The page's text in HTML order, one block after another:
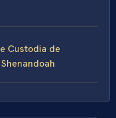
Custodia de